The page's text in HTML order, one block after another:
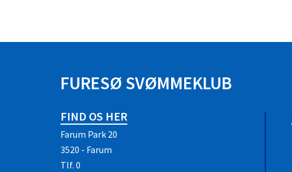
FURESØ SVØMMEKLUB
FIND OS HER
Farum Park 20
3520 - Farum
Tlf. 0